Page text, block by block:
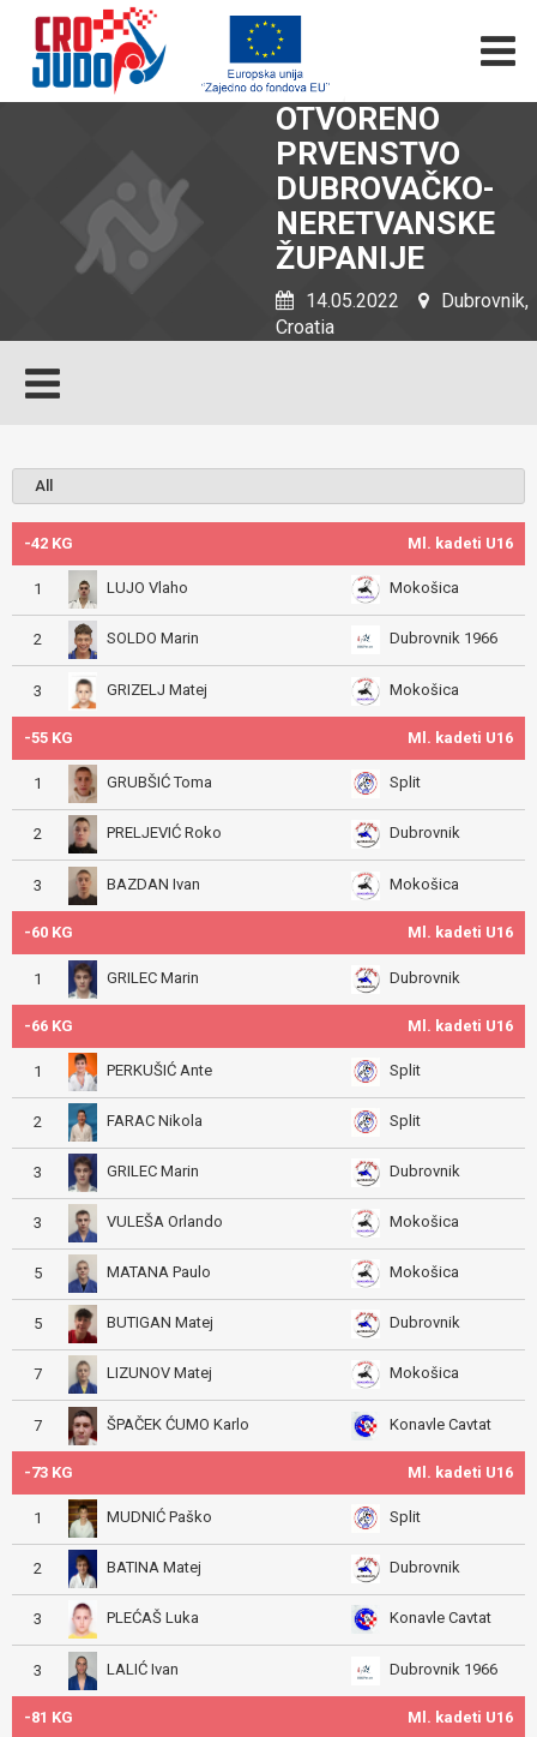
OTVORENO
PRVENSTVO
DUBROVAČKO-
NERETVANSKE
ŽUPANIJE
14.05.2022
Dubrovnik,
Croatia
-42 KG Ml. kadeti U16
1 LUJO Vlaho Mokošica
2 SOLDO Marin Dubrovnik 1966
3 GRIZELJ Matej Mokošica
-55 KG Ml. kadeti U16
1 GRUBŠIĆ Toma Split
2 PRELJEVIĆ Roko Dubrovnik
3 BAZDAN Ivan Mokošica
-60 KG Ml. kadeti U16
1 GRILEC Marin Dubrovnik
-66 KG Ml. kadeti U16
1 PERKUŠIĆ Ante Split
2 FARAC Nikola Split
3 GRILEC Marin Dubrovnik
3 VULEŠA Orlando Mokošica
5 MATANA Paulo Mokošica
5 BUTIGAN Matej Dubrovnik
7 LIZUNOV Matej Mokošica
7 ŠPAČEK ĆUMO Karlo Konavle Cavtat
-73 KG Ml. kadeti U16
1 MUDNIĆ Paško Split
2 BATINA Matej Dubrovnik
3 PLEĆAŠ Luka Konavle Cavtat
3 LALIĆ Ivan Dubrovnik 1966
-81 KG Ml. kadeti U16